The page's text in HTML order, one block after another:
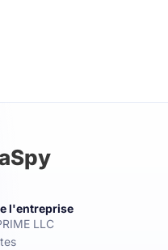
l'entreprise
LLC